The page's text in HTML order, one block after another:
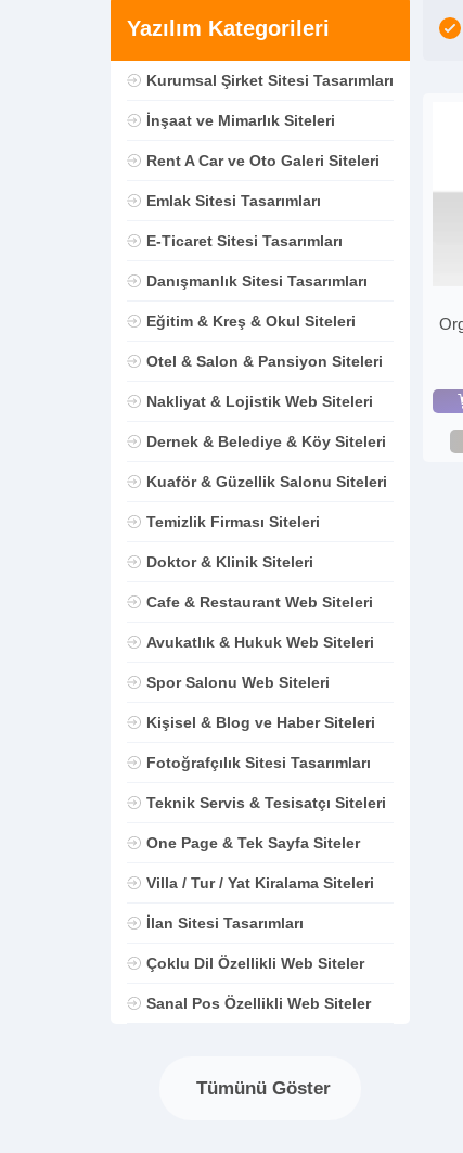
Yazılım Kategorileri
Kurumsal Şirket Sitesi Tasarımları
İnşaat ve Mimarlık Siteleri
Rent A Car ve Oto Galeri Siteleri
Emlak Sitesi Tasarımları
E-Ticaret Sitesi Tasarımları
Danışmanlık Sitesi Tasarımları
Eğitim & Kreş & Okul Siteleri
Otel & Salon & Pansiyon Siteleri
Nakliyat & Lojistik Web Siteleri
Dernek & Belediye & Köy Siteleri
Kuaför & Güzellik Salonu Siteleri
Temizlik Firması Siteleri
Doktor & Klinik Siteleri
Cafe & Restaurant Web Siteleri
Avukatlık & Hukuk Web Siteleri
Spor Salonu Web Siteleri
Kişisel & Blog ve Haber Siteleri
Fotoğrafçılık Sitesi Tasarımları
Teknik Servis & Tesisatçı Siteleri
One Page & Tek Sayfa Siteler
Villa / Tur / Yat Kiralama Siteleri
İlan Sitesi Tasarımları
Çoklu Dil Özellikli Web Siteler
Sanal Pos Özellikli Web Siteler
Tümünü Göster